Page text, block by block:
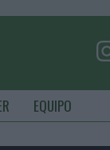
EQUIPO